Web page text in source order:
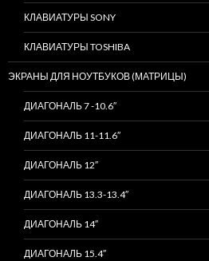
КЛАВИАТУРЫ SONY
КЛАВИАТУРЫ TOSHIBA
ЭКРАНЫ ДЛЯ НОУТБУКОВ (МАТРИЦЫ)
ДИАГОНАЛЬ 7 -10.6″
ДИАГОНАЛЬ 11-11.6″
ДИАГОНАЛЬ 12″
ДИАГОНАЛЬ 13.3-13.4″
ДИАГОНАЛЬ 14″
ДИАГОНАЛЬ 15.4″